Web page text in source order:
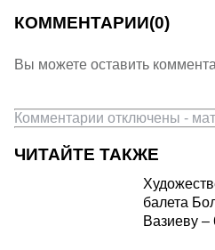
КОММЕНТАРИИ(0)
Вы можете оставить
Комментарии отключены -
ЧИТАЙТЕ ТАКЖЕ
балета
Вазиеву –